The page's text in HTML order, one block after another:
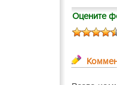
Оцените